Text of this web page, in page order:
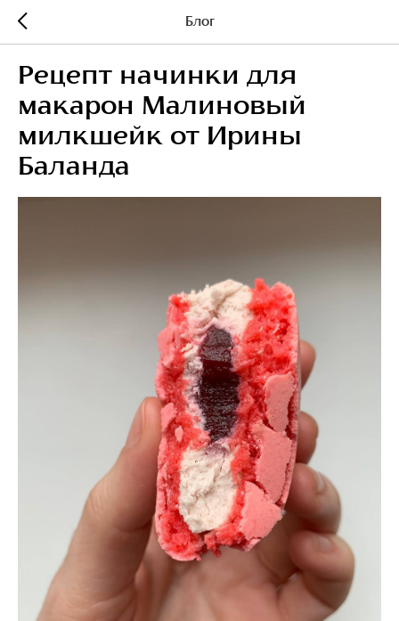
Блог
Рецепт начинки для
макарон Малиновый
милкшейк от Ирины
Баланда